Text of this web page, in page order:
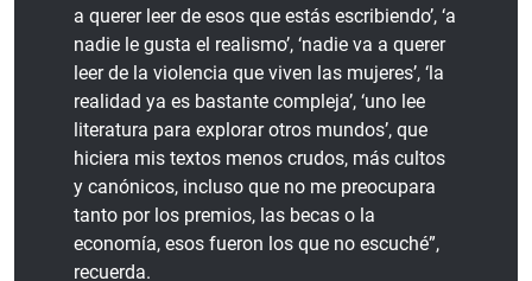
a querer leer de esos que estás escribiendo’, ‘a
nadie le gusta el realismo’, ‘nadie va a querer
leer de la violencia que viven las mujeres’, ‘la
realidad ya es bastante compleja’, ‘uno lee
literatura para explorar otros mundos’, que
hiciera mis textos menos crudos, más cultos
y canónicos, incluso que no me preocupara
tanto por los premios, las becas o la
economía, esos fueron los que no escuché”,
recuerda.